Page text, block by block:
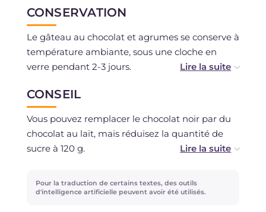
CONSERVATION
Le gâteau au chocolat et agrumes se conserve à
température ambiante, sous une cloche en
verre pendant 2-3 jours.
tranches ou entier.
CONSEIL
Vous pouvez remplacer le chocolat noir par du
chocolat au lait, mais réduisez la quantité de
sucre à 120 g.
Au lieu du beurre pour graisser le moule, vous
pouvez utiliser de l'huile de graines.
Pour la traduction de certains textes, des outils
d'intelligence artificielle peuvent avoir été utilisés.